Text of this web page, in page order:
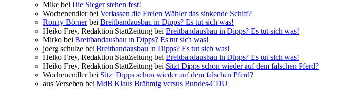
Mike bei Die Sieger stehen fest!
Wochenendler bei Verlassen die Freien Wähler das sinkende Schiff?
Ronny Börnerbei Breitbandausbau in Dipps? Es tut sich was!
Heiko Frey, Redaktion StattZeitung bei Breitbandausbau in Dipps? Es tut sich was!
Mirko bei Breitbandausbau in Dipps? Es tut sich was!
joerg schulze bei Breitbandausbau in Dipps? Es tut sich was!
Heiko Frey, Redaktion StattZeitung bei Breitbandausbau in Dipps? Es tut sich was!
Heiko Frey, Redaktion StattZeitung bei Sitzt Dipps schon wieder auf dem falschen Pferd?
Wochenendler bei Sitzt Dipps schon wieder auf dem falschen Pferd?
aus Versehen bei MdB Klaus Brähmig versus Bundes-CDU